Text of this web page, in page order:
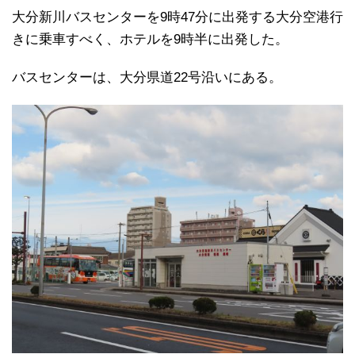
大分新川バスセンターを9時47分に出発する大分空港行
きに乗車すべく、ホテルを9時半に出発した。
バスセンターは、大分県道22号沿いにある。